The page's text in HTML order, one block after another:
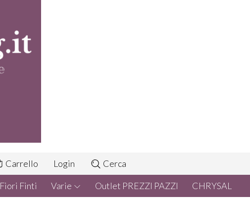
Carrello Login Cerca
Fiori Finti Varie Outlet PREZZI PAZZI CHRYSAL